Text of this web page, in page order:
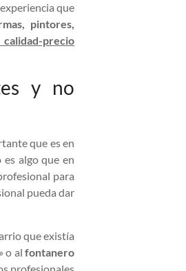
que
pintores,
precio
y no
que es en
algo que en
para
pueda dar
que existía
o al fontanero